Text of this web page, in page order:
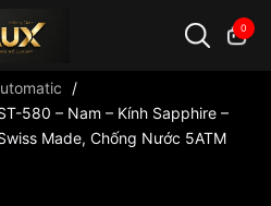
0
đồng hồ Orient ...
/
580 – Nam – Kính Sapphire –
Made, Chống Nước 5ATM